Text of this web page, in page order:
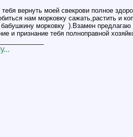
вернуть моей свекрови полное
нам морковку сажать,растить и
морковку ).Взамен предлагаю
и признание тебя полноправной